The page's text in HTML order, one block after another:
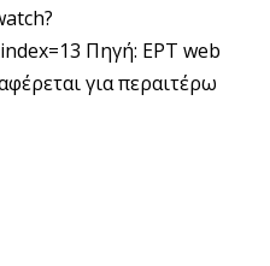
Πηγή: ΕΡΤ web
για περαιτέρω